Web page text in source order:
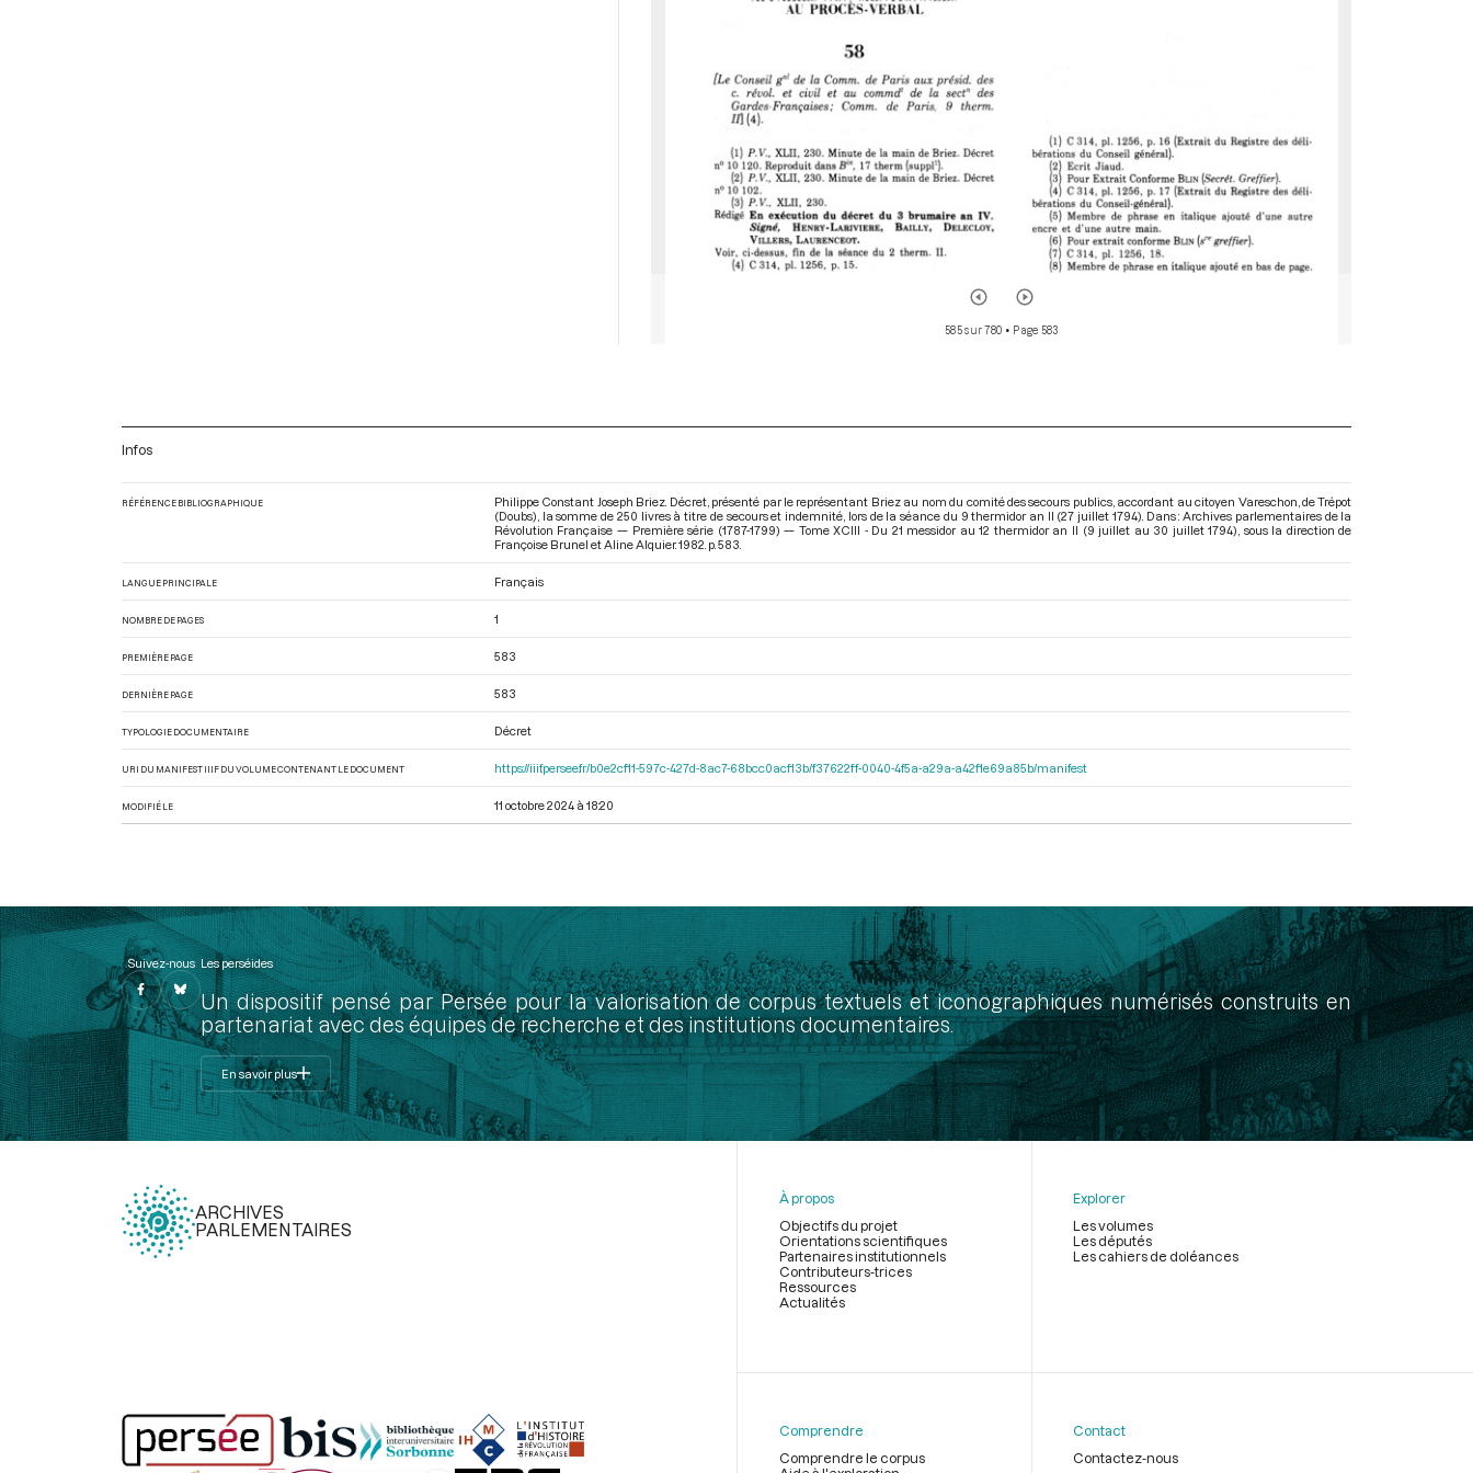
585 sur 780 • Page 583
Infos
RÉFÉRENCE BIBLIOGRAPHIQUE
Philippe Constant Joseph Briez. Décret, présenté par le représentant Briez au nom du comité des secours publics, accordant au citoyen Vareschon, de Trépot
(Doubs), la somme de 250 livres à titre de secours et indemnité, lors de la séance du 9 thermidor an II (27 juillet 1794). Dans : Archives parlementaires de la
Révolution Française — Première série (1787-1799) — Tome XCIII - Du 21 messidor au 12 thermidor an II (9 juillet au 30 juillet 1794) , sous la direction de
Françoise Brunel et Aline Alquier. 1982. p. 583.
LANGUE PRINCIPALE Français
NOMBRE DE PAGES 1
PREMIÈRE PAGE 583
DERNIÈRE PAGE 583
TYPOLOGIE DOCUMENTAIRE Décret
URI DU MANIFEST IIIF DU VOLUME CONTENANT LE DOCUMENT https://iiif.persee.fr/b0e2cf11-597c-427d-8ac7-68bcc0acf13b/f37622ff-0040-4f5a-a29a-a42f1e69a85b/manifest
MODIFIÉ LE 11 octobre 2024 à 18:20
Suivez-nous Les perséides
Un dispositif pensé par Persée pour la valorisation de corpus textuels et iconographiques numérisés construits en
partenariat avec des équipes de recherche et des institutions documentaires.
En savoir plus
ARCHIVES
PARLEMENTAIRES
page
À propos
Objectifs du projet
Orientations scientifiques
Partenaires institutionnels
Contributeurs-trices
Ressources
Actualités
Explorer
Les volumes
Les députés
Les cahiers de doléances
Comprendre
Comprendre le corpus
Contact
Contactez-nous